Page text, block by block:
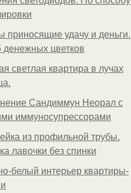
приносящие удачу и деньги.
денежных цветков
светлая квартира в лучах
Сандиммун Неорал с
иммуносупрессорами
из профильной трубы.
лавочки без спинки
белый интерьер квартиры-